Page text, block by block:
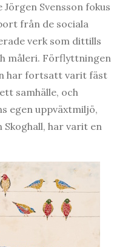
Svensson fokus
från de sociala
verk som dittills
måleri. Förflyttningen
har fortsatt varit fäst
samhälle, och
egen uppväxtmiljö,
har varit en